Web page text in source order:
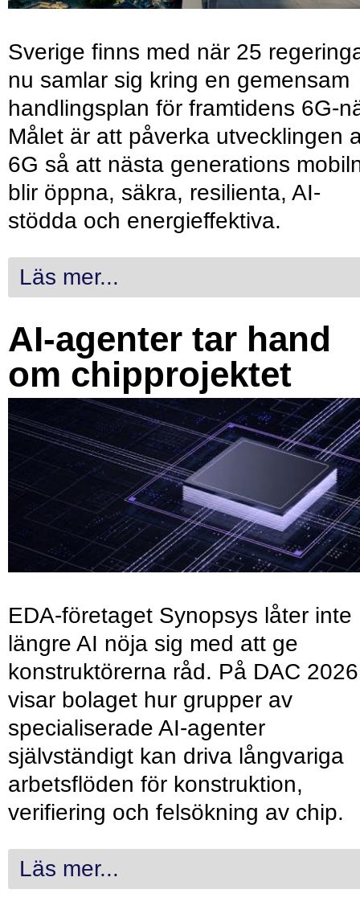
Sverige finns med när 25
nu samlar sig kring en gemensam
handlingsplan för framtidens 6G-
Målet är att påverka utvecklingen
6G så att nästa generations
blir öppna, säkra, resilienta, AI-
stödda och energieffektiva.
Läs mer...
AI-agenter tar hand
om chipprojektet
EDA-företaget Synopsys låter inte
längre AI nöja sig med att ge
konstruktörerna råd. På DAC 2026
visar bolaget hur grupper av
specialiserade AI-agenter
självständigt kan driva långvariga
arbetsflöden för konstruktion,
verifiering och felsökning av chip.
Läs mer...